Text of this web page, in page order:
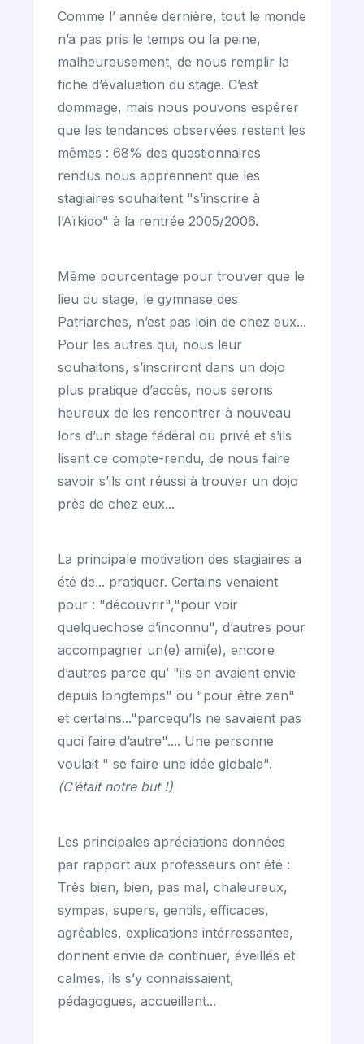
Comme l’ année dernière, tout le monde
n’a pas pris le temps ou la peine,
malheureusement, de nous remplir la
fiche d’évaluation du stage. C’est
dommage, mais nous pouvons espérer
que les tendances observées restent les
mêmes : 68% des questionnaires
rendus nous apprennent que les
stagiaires souhaitent "s’inscrire à
l’Aïkido" à la rentrée 2005/2006.
Même pourcentage pour trouver que le
lieu du stage, le gymnase des
Patriarches, n’est pas loin de chez eux...
Pour les autres qui, nous leur
souhaitons, s’inscriront dans un dojo
plus pratique d’accès, nous serons
heureux de les rencontrer à nouveau
lors d’un stage fédéral ou privé et s’ils
lisent ce compte-rendu, de nous faire
savoir s’ils ont réussi à trouver un dojo
près de chez eux...
La principale motivation des stagiaires a
été de... pratiquer. Certains venaient
pour : "découvrir","pour voir
quelquechose d’inconnu", d’autres pour
accompagner un(e) ami(e), encore
d’autres parce qu’ "ils en avaient envie
depuis longtemps" ou "pour être zen"
et certains..."parcequ’ls ne savaient pas
quoi faire d’autre".... Une personne
voulait " se faire une idée globale".
(C’était notre but !)
Les principales apréciations données
par rapport aux professeurs ont été :
Très bien, bien, pas mal, chaleureux,
sympas, supers, gentils, efficaces,
agréables, explications intérressantes,
donnent envie de continuer, éveillés et
calmes, ils s’y connaissaient,
pédagogues, accueillant...